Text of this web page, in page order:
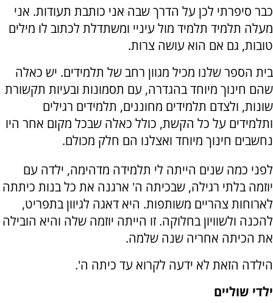
כבר סיפרתי לכן על הדרך שבה אני כותבת תעודות. אני
מעלה תלמיד תלמיד מול עיניי ומשתדלת לכתוב לו מילים
טובות, גם אם הוא עושה צרות.
בית הספר שלנו מכיל מגוון רחב של תלמידים. יש כאלה
שהם חינוך מיוחד בהגדרה, עם תסמונות ובעיות תקשורת
שונות, ולצדם תלמידים מחוננים, תלמידים רגילים
ותלמידים על כל הקשת, כולל כאלה שבכל מקום אחר היו
נחשבים חינוך מיוחד ואצלנו הם חלק מכולם.
לפני כמה שנים הייתה לי תלמידה מדהימה, ילדה עם
יוזמה בלתי רגילה, שבכיתה ה' ארגנה את כל בנות כיתתה
לארוחות צהריים משותפות. היא דאגה לגיוון בתפריט,
להכנה ולשוויון בחלוקה. זו הייתה יוזמה שלה והיא הובילה
את הכיתה אחריה שנה שלמה.
הילדה הזאת לא ידעה לקרוא עד כיתה ה'.
ילדי שוליים